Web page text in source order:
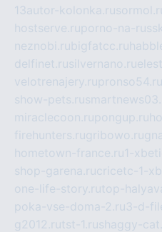
13autor-kolonka.ru
hostserve.ruporno-na-
neznobi.rubigfatcc.ru
delfinet.rusilvernano.ru
velotrenajery.rupronso54.ru
show-pets.ru
miraclecoon.rupongup.ru
firehunters.rugribowo.ru
hometown-france.ru1-
shop-garena.rucricetc-1-
one-life-story.rutop-
poka-vse-doma-2.ru3-d-
g2012.rutst-1.rushaggy-